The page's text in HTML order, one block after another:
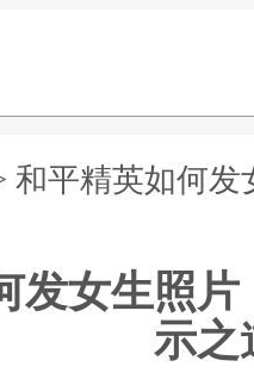
和平精英如何
发女生照
示之